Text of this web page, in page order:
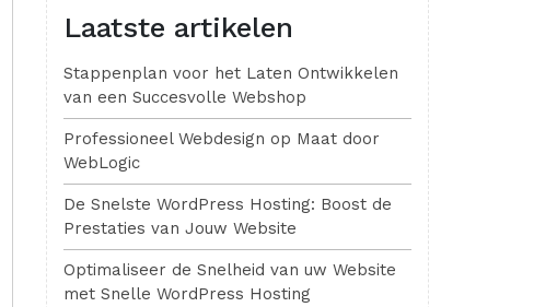
Laatste artikelen
Stappenplan voor het Laten Ontwikkelen
van een Succesvolle Webshop
Professioneel Webdesign op Maat door
WebLogic
De Snelste WordPress Hosting: Boost de
Prestaties van Jouw Website
Optimaliseer de Snelheid van uw Website
met Snelle WordPress Hosting